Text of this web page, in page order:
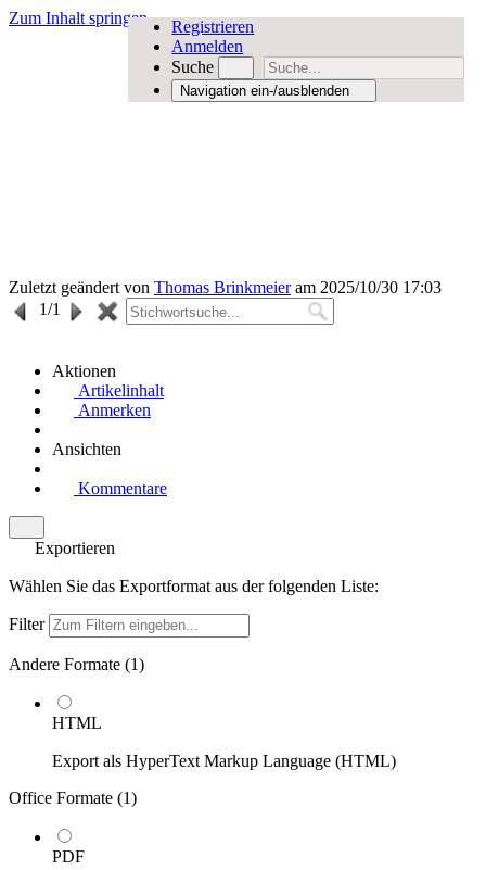
Zum Inhalt springen
Registrieren
Anmelden
Suche
Navigation ein-/ausblenden
Zuletzt geändert von Thomas Brinkmeieram 2025/10/30 17:03
1/1
Aktionen
Artikelinhalt
Anmerken
Ansichten
Kommentare
Exportieren
Wählen Sie das Exportformat aus der folgenden Liste:
Filter
Andere Formate (1)
HTML
Export als HyperText Markup Language (HTML)
Office Formate (1)
PDF